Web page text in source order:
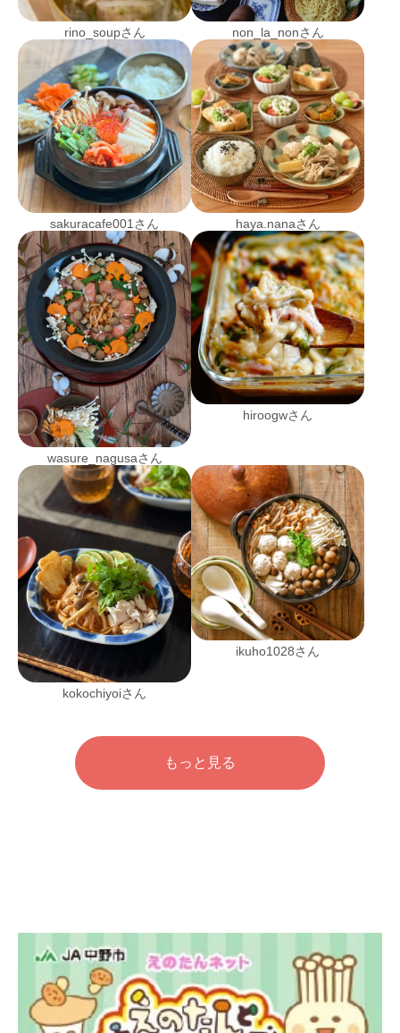
rino_soupさん non_la_nonさん
sakuracafe001さん haya.nanaさん
wasure_nagusaさん
hiroogwさん
kokochiyoiさん
ikuho1028さん
もっと見る